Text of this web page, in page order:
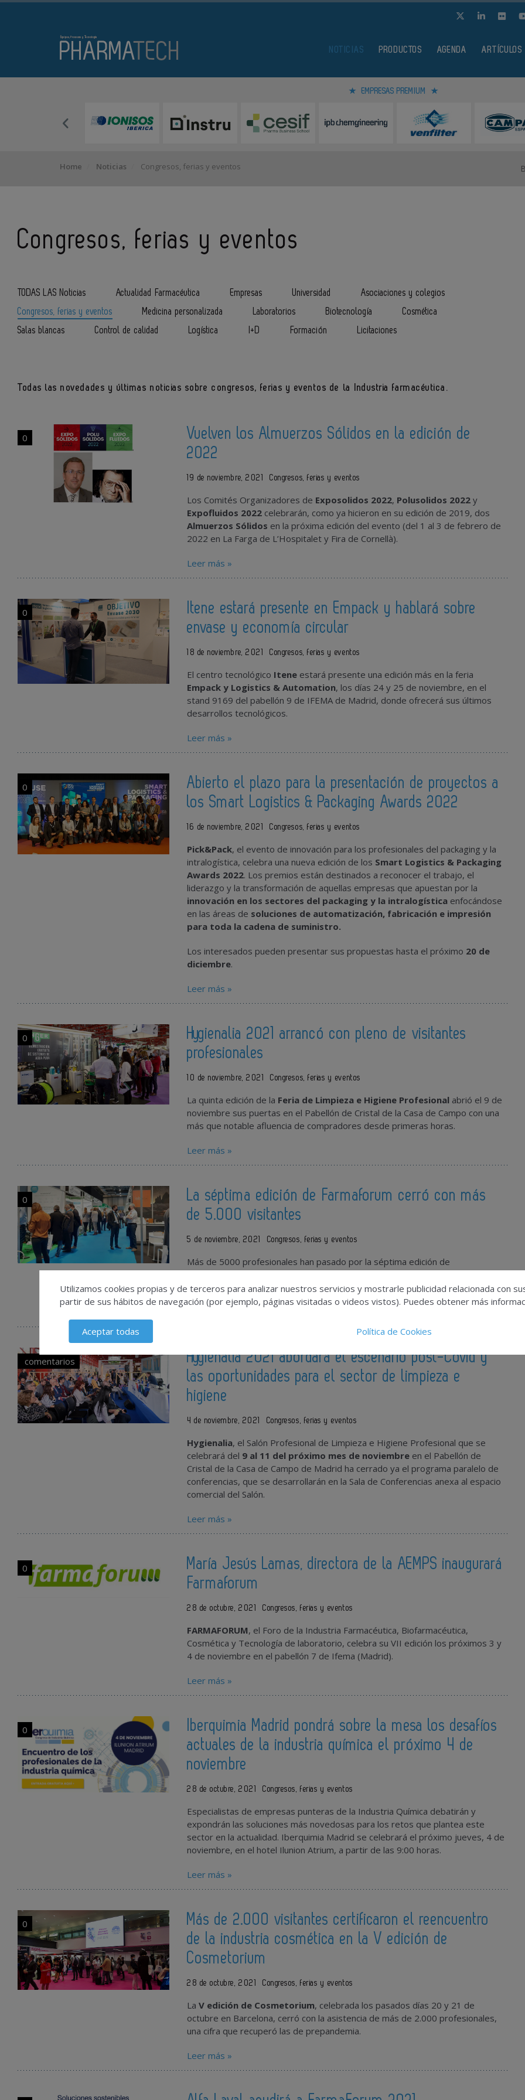
NOTICIAS PRODUCTOS AGENDA ARTÍCULOS
EMPRESAS PREMIUM
Home Noticias Congresos, ferias y eventos
Congresos, ferias y eventos
TODAS LAS Noticias Actualidad Farmacéutica Empresas Universidad
Asociaciones y colegios
Congresos, ferias y eventos
Medicina personalizada Laboratorios Biotecnología
Cosmética
Salas blancas
Control de calidad Logística I+D Formación Licitaciones
Todas las novedades y últimas noticias sobre congresos, ferias y eventos de la Industria farmacéutica.
0
Vuelven los Almuerzos Sólidos en la edición de
2022
19 de noviembre, 2021 Congresos, ferias y eventos
Los Comités Organizadores de Exposolidos 2022, Polusolidos 2022 y
Expofluidos 2022 celebrarán, como ya hicieron en su edición de 2019, dos
Almuerzos Sólidos en la próxima edición del evento (del 1 al 3 de febrero de
2022 en La Farga de L’Hospitalet y Fira de Cornellà).
Leer más »
0
Itene estará presente en Empack y hablará sobre
envase y economía circular
18 de noviembre, 2021 Congresos, ferias y eventos
El centro tecnológico Itene estará presente una edición más en la feria
Empack y Logistics & Automation, los días 24 y 25 de noviembre, en el
stand 9169 del pabellón 9 de IFEMA de Madrid, donde ofrecerá sus últimos
desarrollos tecnológicos.
Leer más »
0
Abierto el plazo para la presentación de proyectos a
los Smart Logistics & Packaging Awards 2022
16 de noviembre, 2021 Congresos, ferias y eventos
Pick&Pack, el evento de innovación para los profesionales del packaging y la
intralogística, celebra una nueva edición de los Smart Logistics & Packaging
Awards 2022. Los premios están destinados a reconocer el trabajo, el
liderazgo y la transformación de aquellas empresas que apuestan por la
innovación en los sectores del packaging y la intralogística enfocándose
en las áreas de soluciones de automatización, fabricación e impresión
para toda la cadena de suministro.
Los interesados pueden presentar sus propuestas hasta el próximo 20 de
diciembre.
Leer más »
0
Hygienalia 2021 arrancó con pleno de visitantes
profesionales
10 de noviembre, 2021 Congresos, ferias y eventos
La quinta edición de la Feria de Limpieza e Higiene Profesional abrió el 9 de
noviembre sus puertas en el Pabellón de Cristal de la Casa de Campo con una
más que notable afluencia de compradores desde primeras horas.
Leer más »
0
La séptima edición de Farmaforum cerró con más
de 5.000 visitantes
5 de noviembre, 2021 Congresos, ferias y eventos
Más de 5000 profesionales han pasado por la séptima edición de
Cosmética y Tecnología de laboratorio, una cifra que supera la de otras.
comentarios
Hygienalia 2021 abordará el escenario post-Covid y
las oportunidades para el sector de limpieza e
higiene
4 de noviembre, 2021 Congresos, ferias y eventos
Hygienalia, el Salón Profesional de Limpieza e Higiene Profesional que se
celebrará del 9 al 11 del próximo mes de noviembre en el Pabellón de
Cristal de la Casa de Campo de Madrid ha cerrado ya el programa paralelo de
conferencias, que se desarrollarán en la Sala de Conferencias anexa al espacio
comercial del Salón.
Leer más »
0
María Jesús Lamas, directora de la AEMPS inaugurará
Farmaforum
28 de octubre, 2021 Congresos, ferias y eventos
FARMAFORUM, el Foro de la Industria Farmacéutica, Biofarmacéutica,
Cosmética y Tecnología de laboratorio, celebra su VII edición los próximos 3 y
4 de noviembre en el pabellón 7 de Ifema (Madrid).
Leer más »
0
Iberquimia Madrid pondrá sobre la mesa los desafíos
actuales de la industria química el próximo 4 de
noviembre
28 de octubre, 2021 Congresos, ferias y eventos
Especialistas de empresas punteras de la Industria Química debatirán y
expondrán las soluciones más novedosas para los retos que plantea este
sector en la actualidad. Iberquimia Madrid se celebrará el próximo jueves, 4 de
noviembre, en el hotel Ilunion Atrium, a partir de las 9:00 horas.
Leer más »
0
Más de 2.000 visitantes certificaron el reencuentro
de la industria cosmética en la V edición de
Cosmetorium
28 de octubre, 2021 Congresos, ferias y eventos
LaV edición de Cosmetorium, celebrada los pasados días 20 y 21 de
octubre en Barcelona, cerró con la asistencia de más de 2.000 profesionales,
una cifra que recuperó las de prepandemia.
Leer más »
Utilizamos cookies propias y de terceros para analizar nuestros servicios y mostrarle publicidad relacionada con
partir de sus hábitos de navegación (por ejemplo, páginas visitadas o videos vistos). Puedes obtener más
Aceptar todas Política de Cookies